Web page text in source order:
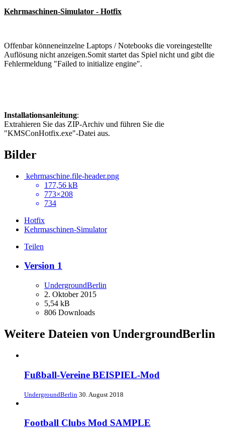
Kehrmaschinen-Simulator - Hotfix
Offenbar könneneinzelne Laptops / Notebooks die voreingestellte
Auflösung nicht anzeigen.Somit startet das Spiel nicht und gibt die
Fehlermeldung "Failed to initialize engine".
Installationsanleitung:
Extrahieren Sie das ZIP-Archiv und führen Sie die
"KMSConHotfix.exe"-Datei aus.
Bilder
kehrmaschine.file-header.png
177,56 kB
773×208
734
Hotfix
Kehrmaschinen-Simulator
Teilen
Version 1
UndergroundBerlin
2. Oktober 2015
5,54 kB
806 Downloads
Weitere Dateien von UndergroundBerlin
Fußball-Vereine BEISPIEL-Mod
UndergroundBerlin 30. August 2018
Football Clubs Mod SAMPLE